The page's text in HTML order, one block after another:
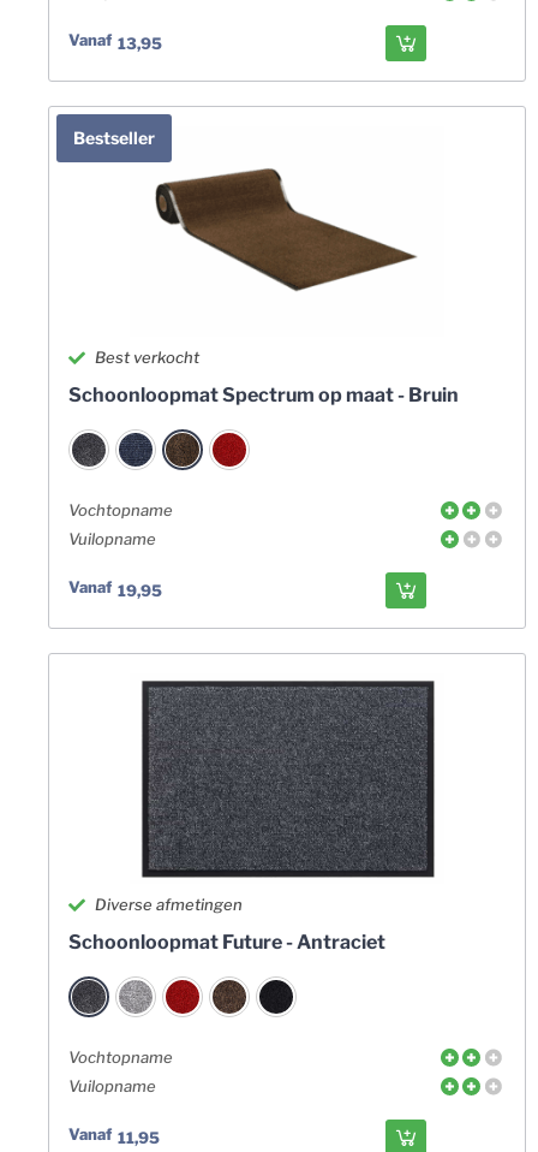
Vanaf 13,95
Bestseller
Best verkocht
Schoonloopmat Spectrum op maat - Bruin
Vochtopname
Vuilopname
Vanaf 19,95
Diverse afmetingen
Schoonloopmat Future - Antraciet
Vochtopname
Vuilopname
Vanaf 11,95